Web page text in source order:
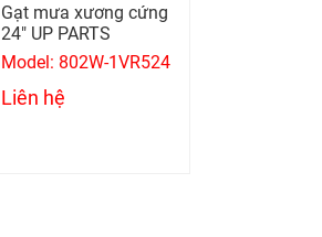
Gạt mưa xương cứng
24" UP PARTS
Model: 802W-1VR524
Liên hệ